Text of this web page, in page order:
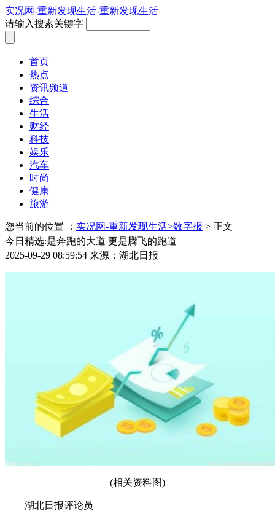
实况网-重新发现生活-重新发现生活
请输入搜索关键字
首页
热点
资讯频道
综合
生活
财经
科技
娱乐
汽车
时尚
健康
旅游
您当前的位置 ： 实况网-重新发现生活>数字报 > 正文
今日精选:是奔跑的大道 更是腾飞的跑道
2025-09-29 08:59:54 来源：湖北日报
(相关资料图)
湖北日报评论员